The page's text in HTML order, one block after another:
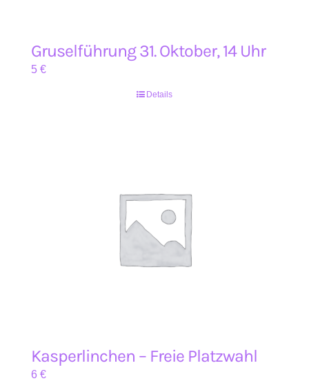
Gruselführung 31. Oktober, 14 Uhr
5 €
Details
Kasperlinchen – Freie Platzwahl
6 €